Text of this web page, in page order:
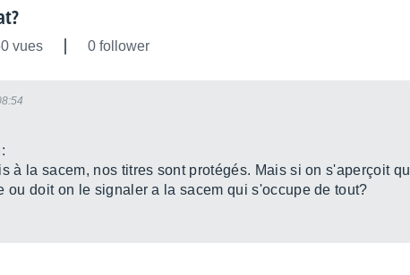
vues 0 follower
à la sacem, nos titres sont protégés. Mais si on s'aperçoit
ou doit on le signaler a la sacem qui s'occupe de tout?